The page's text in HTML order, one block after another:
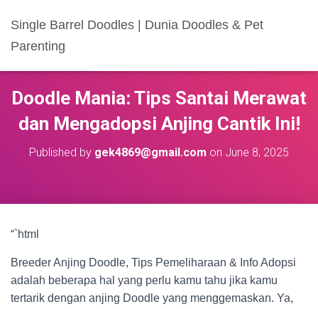
Single Barrel Doodles | Dunia Doodles & Pet
Parenting
Doodle Mania: Tips Santai Merawat
dan Mengadopsi Anjing Cantik Ini!
Published by gek4869@gmail.com on June 8, 2025
“`html
Breeder Anjing Doodle, Tips Pemeliharaan & Info Adopsi
adalah beberapa hal yang perlu kamu tahu jika kamu
tertarik dengan anjing Doodle yang menggemaskan. Ya,